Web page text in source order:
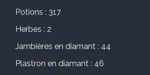
Potions : 317
Herbes : 2
Jambières en diamant : 44
Plastron en diamant : 46